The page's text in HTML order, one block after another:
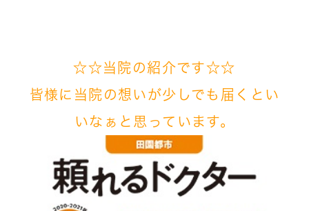
☆☆当院の紹介です☆☆
皆様に当院の想いが少しでも届くとい
いなぁと 思っています。